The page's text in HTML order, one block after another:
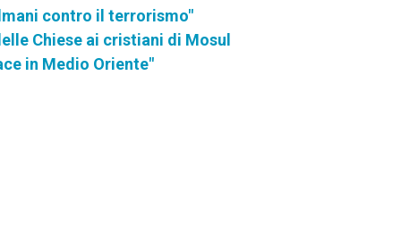
contro il terrorismo"
Chiese ai cristiani di Mosul
in Medio Oriente"